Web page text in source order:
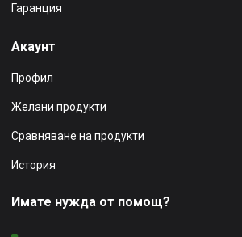
Гаранция
Акаунт
Профил
Желани продукти
Сравняване на продукти
История
Имате нужда от помощ?